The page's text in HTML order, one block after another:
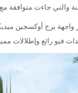
والتي جاءت متوافقة
واجهة برج أوكسجين
فيو رائع وإطلالات